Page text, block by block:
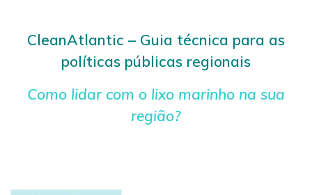
CleanAtlantic – Guia técnica para as
políticas públicas regionais
Como lidar com o lixo marinho na sua
região?